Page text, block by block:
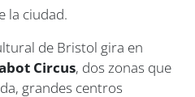
la ciudad.
de Bristol gira en
Circus, dos zonas que
grandes centros